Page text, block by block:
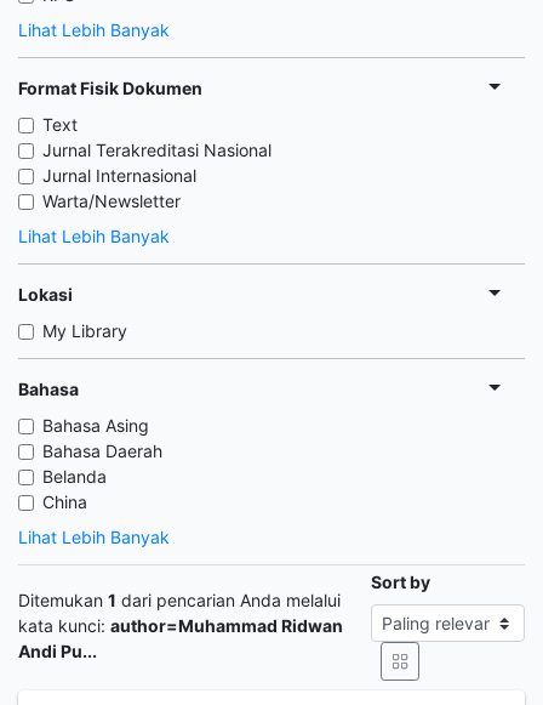
Lihat Lebih Banyak
Format Fisik Dokumen
Text
Jurnal Terakreditasi Nasional
Jurnal Internasional
Warta/Newsletter
Lihat Lebih Banyak
Lokasi
My Library
Bahasa
Bahasa Asing
Bahasa Daerah
Belanda
China
Lihat Lebih Banyak
Ditemukan 1 dari pencarian Anda melalui
kata kunci: author=Muhammad Ridwan
Andi Pu...
Sort by